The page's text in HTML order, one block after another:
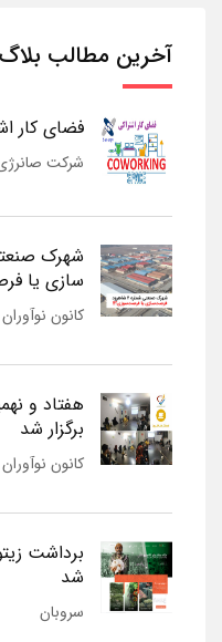
آخرین مطالب
فضای کار
شرکت
سازی یا
کانون
هفتاد و
برگزار شد
کانون
برداشت
شد
سروبان